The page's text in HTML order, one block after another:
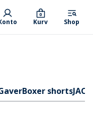
Kurv
0
Shop
Boxer shorts